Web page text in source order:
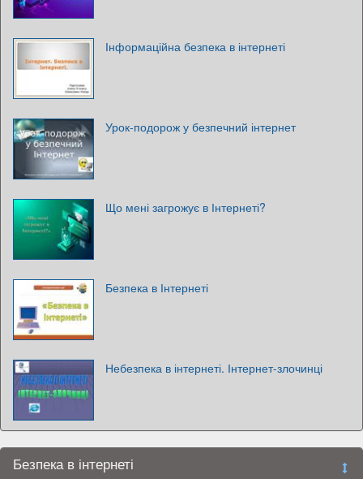
Інформаційна безпека в інтернеті
Урок-подорож у безпечний інтернет
Що мені загрожує в Інтернеті?
Безпека в Інтернеті
Небезпека в інтернеті. Інтернет-злочинці
Безпека в інтернеті